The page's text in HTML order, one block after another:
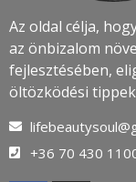
Az oldal célja,
az önbizalom
fejlesztésében,
öltözködési
+36 70 430